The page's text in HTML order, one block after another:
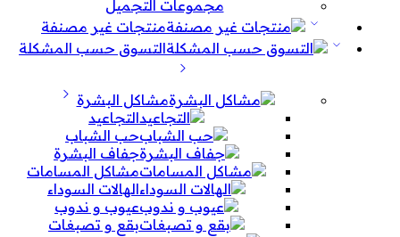
مجموعات التجميل
منتجات غير مصنفة
التسوق حسب المشكلة
مشاكل البشرة
التجاعيد
حب الشباب
جفاف البشرة
مشاكل المسامات
الهالات السوداء
عيوب و ندوب
بقع و تصبغات